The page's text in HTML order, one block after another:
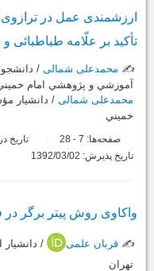
ارزشمندی عمل در
تأکید بر علّامه
✍️ محمدعلی شمالی /
آموزشي و پژوهشي امام
محمدعلی شمالی / دانشيار
خميني
صفحه‌ها: 7
-
تاریخ
تاریخ پذیرش: 1392/03/02
واکاوی روش پیتر برگر در
✍️ قربان علمی
/ دانشيار
تهران